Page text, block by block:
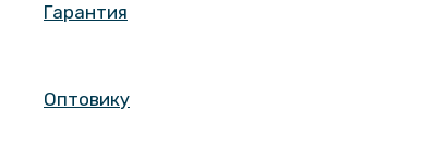
Гарантия
Оптовику